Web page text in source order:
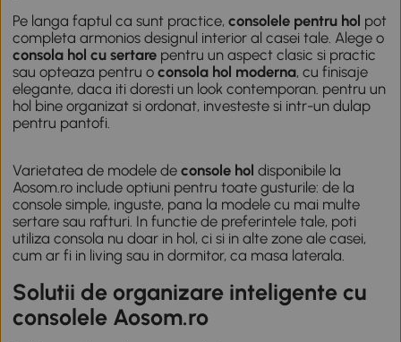
Pe langa faptul ca sunt practice,consolele pentru hol pot
completa armonios designul interior al casei tale. Alege o
consola hol cu sertare pentru un aspect clasic si practic
sau opteaza pentru oconsola hol moderna, cu finisaje
elegante, daca iti doresti un look contemporan. pentru un
hol bine organizat si ordonat, investeste si intr-undulap
pentru pantofi.
Varietatea de modele deconsole hol disponibile la
Aosom.ro include optiuni pentru toate gusturile: de la
console simple, inguste, pana la modele cu mai multe
sertare sau rafturi. In functie de preferintele tale, poti
utiliza consola nu doar in hol, ci si in alte zone ale casei,
cum ar fi in living sau in dormitor, ca masa laterala.
Solutii de organizare inteligente cu
consolele Aosom.ro